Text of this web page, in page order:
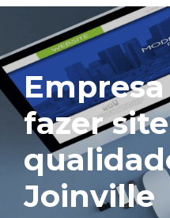
fazer
Joinville